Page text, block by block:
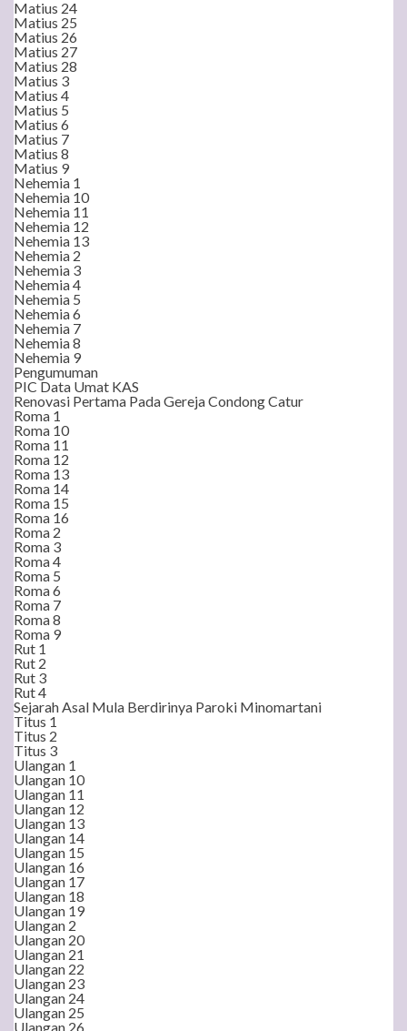
Matius 24
Matius 25
Matius 26
Matius 27
Matius 28
Matius 3
Matius 4
Matius 5
Matius 6
Matius 7
Matius 8
Matius 9
Nehemia 1
Nehemia 10
Nehemia 11
Nehemia 12
Nehemia 13
Nehemia 2
Nehemia 3
Nehemia 4
Nehemia 5
Nehemia 6
Nehemia 7
Nehemia 8
Nehemia 9
Pengumuman
PIC Data Umat KAS
Renovasi Pertama Pada Gereja Condong Catur
Roma 1
Roma 10
Roma 11
Roma 12
Roma 13
Roma 14
Roma 15
Roma 16
Roma 2
Roma 3
Roma 4
Roma 5
Roma 6
Roma 7
Roma 8
Roma 9
Rut 1
Rut 2
Rut 3
Rut 4
Sejarah Asal Mula Berdirinya Paroki Minomartani
Titus 1
Titus 2
Titus 3
Ulangan 1
Ulangan 10
Ulangan 11
Ulangan 12
Ulangan 13
Ulangan 14
Ulangan 15
Ulangan 16
Ulangan 17
Ulangan 18
Ulangan 19
Ulangan 2
Ulangan 20
Ulangan 21
Ulangan 22
Ulangan 23
Ulangan 24
Ulangan 25
Ulangan 26